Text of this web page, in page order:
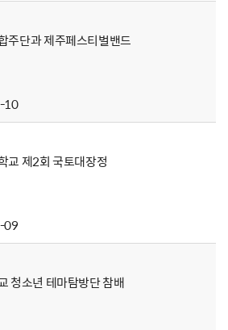
주단과 제주페스티벌밴드
10
교 제2회 국토대장정
09
청소년 테마탐방단 참배